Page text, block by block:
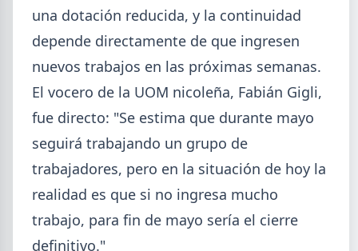
GENERAL 2026-08-03
Perfiles.com.ar abrió su tercera
una dotación reducida, y la continuidad
depende directamente de que ingresen
nuevos trabajos en las próximas semanas.
El vocero de la UOM nicoleña, Fabián Gigli,
fue directo: "Se estima que durante mayo
seguirá trabajando un grupo de
trabajadores, pero en la situación de hoy la
realidad es que si no ingresa mucho
trabajo, para fin de mayo sería el cierre
definitivo."